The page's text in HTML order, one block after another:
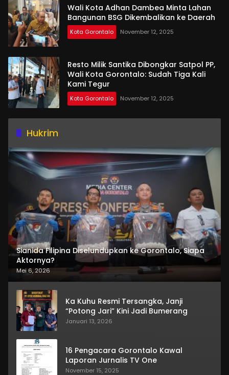
Wali Kota Adhan Dambea Minta Lahan
Bangunan BSG Dikembalikan ke Daerah
Kota Gorontalo November 12, 2025
Resto Milik Santika Dibongkar Satpol PP,
Wali Kota Gorontalo: Sudah Tiga Kali
Kami Tegur
Kota Gorontalo November 12, 2025
Hukrim
Sianida Filipina Diselundupkan ke Gorontalo, Siapa
Aktornya?
Mei 6, 2026
Ka Kuhu Resmi Tersangka, Janji
“Potong Jari” Kini Jadi Bumerang
Januari 13, 2026
16 Pengacara Gorontalo Kawal
Laporan Jurnalis TV One
November 15, 2025